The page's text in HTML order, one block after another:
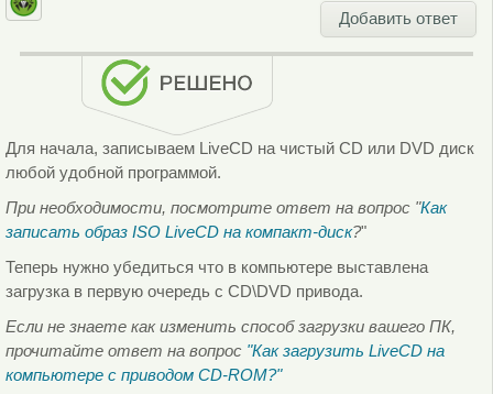
Добавить ответ
Для начала, записываем LiveCD на чистый CD или DVD диск
любой удобной программой.
При необходимости, посмотрите ответ на вопрос "Как
записать образ ISO LiveCD на компакт-диск?"
Теперь нужно убедиться что в компьютере выставлена
загрузка в первую очередь с CD\DVD привода.
Если не знаете как изменить способ загрузки вашего ПК,
прочитайте ответ на вопрос "Как загрузить LiveCD на
компьютере с приводом CD-ROM?"